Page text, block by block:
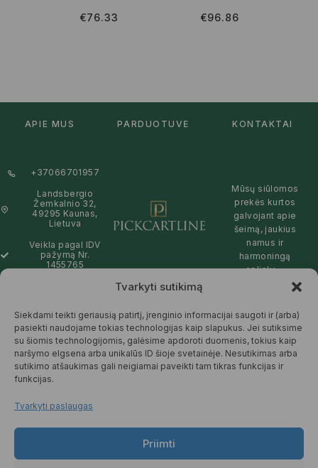
Tvarkyti sutikimą
Siekdami teikti geriausią patirtį, įrenginio informacijai saugoti ir (arba)
pasiekti naudojame tokias technologijas kaip slapukus. Jei sutiksime
su šiomis technologijomis, galėsime apdoroti duomenis, tokius kaip
naršymo elgsena arba unikalūs ID šioje svetainėje. Nesutikimas arba
sutikimo atšaukimas gali neigiamai paveikti tam tikras funkcijas ir
funkcijas.
Tvarkyti paslaugas
Priimti
€76.33 €96.86
APIE MUS PARDUOTUVĖ KONTAKTAI
+37066701957
Landsbergio
Žemkalnio 32,
49295 Kaunas,
Lietuva
Veikla pagal IDV
pažymą Nr.
1455765
09:00 - 19:00
Mūsų siūlomos
prekės kurtos
galvojant apie
šeimą, jaukius
namus ir
harmoningą
aplinką –
draugiškos tiek
Jums, tiek
gamtai.
DAUGIAU
© 2025 Pickcartline.com. Visos
teisės saugomos.